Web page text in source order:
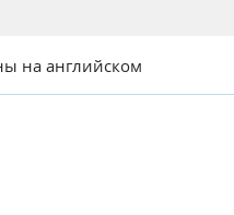
на английском